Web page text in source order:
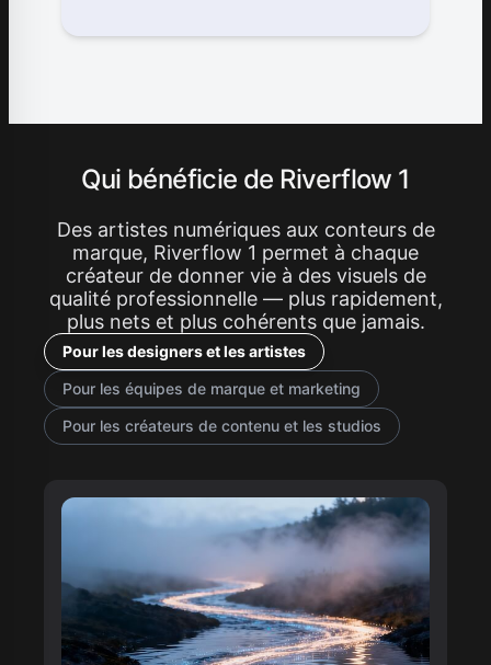
Qui bénéficie de Riverflow 1
Des artistes numériques aux conteurs de
marque, Riverflow 1 permet à chaque
créateur de donner vie à des visuels de
qualité professionnelle — plus rapidement,
plus nets et plus cohérents que jamais.
Pour les designers et les artistes
Pour les équipes de marque et marketing
Pour les créateurs de contenu et les studios